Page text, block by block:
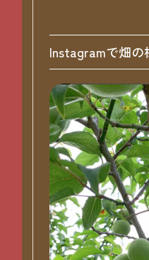
Instagramで畑の